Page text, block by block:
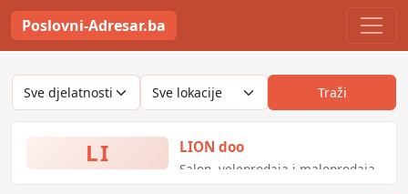
Poslovni-Adresar.ba
Traži
LI LION doo
Salon, veleprodaja i maloprodaja